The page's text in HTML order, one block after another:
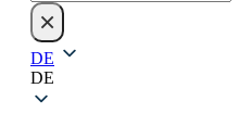
×
DE
DE